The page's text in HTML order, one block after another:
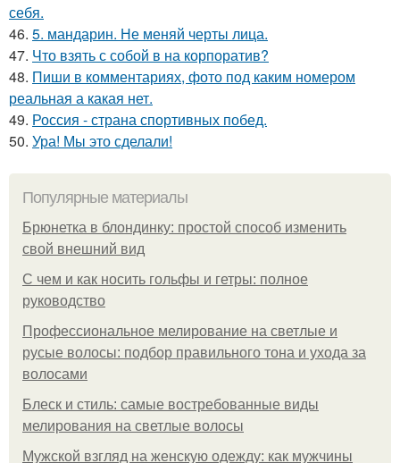
себя.
46. 5. мандарин. Не меняй черты лица.
47. Что взять с собой в на корпоратив?
48. Пиши в комментариях, фото под каким номером
реальная а какая нет.
49. Россия - страна спортивных побед.
50. Ура! Мы это сделали!
Популярные материалы
Брюнетка в блондинку: простой способ изменить
свой внешний вид
С чем и как носить гольфы и гетры: полное
руководство
Профессиональное мелирование на светлые и
русые волосы: подбор правильного тона и ухода за
волосами
Блеск и стиль: самые востребованные виды
мелирования на светлые волосы
Мужской взгляд на женскую одежду: как мужчины